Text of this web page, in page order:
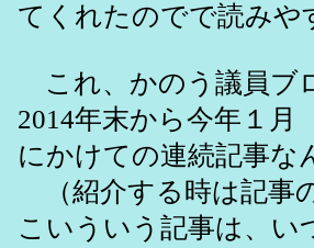
てくれたのでで読みや
これ、かのう議員ブ
2014年末から今年１月
にかけての連続記事な
（紹介する時は記事
こいういう記事は、い